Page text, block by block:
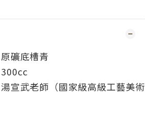
礦底槽青
宣武老師（國家級高級工藝美術